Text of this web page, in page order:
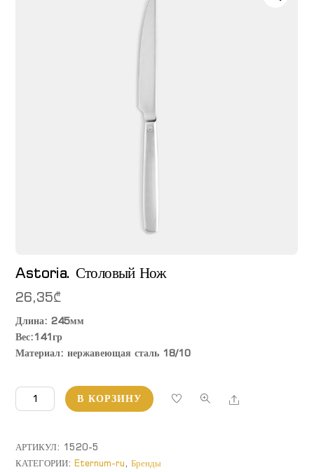
Astoria. Столовый Нож
26,35₾
Длина: 245мм
Вес:141гр
Материал: нержавеющая сталь 18/10
Количество
товара
Столовый
Нож
В КОРЗИНУ Share
АРТИКУЛ: 1520-5
КАТЕГОРИИ:Eternum-ru,Бренды